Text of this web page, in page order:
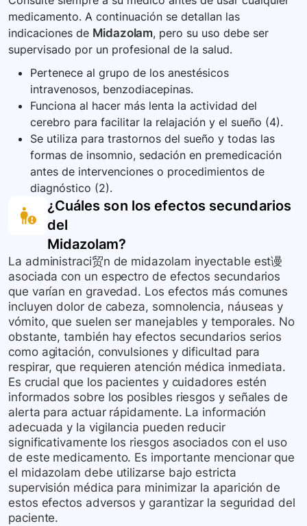
secundarios del midazolam.
medicamento. A continuación se detallan las
indicaciones de Midazolam, pero su uso debe ser
supervisado por un profesional de la salud.
Pertenece al grupo de los anestésicos
intravenosos, benzodiacepinas.
Funciona al hacer más lenta la actividad del
cerebro para facilitar la relajación y el sueño (4).
Se utiliza para trastornos del sueño y todas las
formas de insomnio, sedación en premedicación
antes de intervenciones o procedimientos de
diagnóstico (2).
¿Cuáles son los efectos secundarios
del
Midazolam?
La administraci贸n de midazolam inyectable est谩
asociada con un espectro de efectos secundarios
que varían en gravedad. Los efectos más comunes
incluyen dolor de cabeza, somnolencia, náuseas y
vómito, que suelen ser manejables y temporales. No
obstante, también hay efectos secundarios serios
como agitación, convulsiones y dificultad para
respirar, que requieren atención médica inmediata.
Es crucial que los pacientes y cuidadores estén
informados sobre los posibles riesgos y señales de
alerta para actuar rápidamente. La información
adecuada y la vigilancia pueden reducir
significativamente los riesgos asociados con el uso
de este medicamento. Es importante mencionar que
el midazolam debe utilizarse bajo estricta
supervisión médica para minimizar la aparición de
estos efectos adversos y garantizar la seguridad del
paciente.